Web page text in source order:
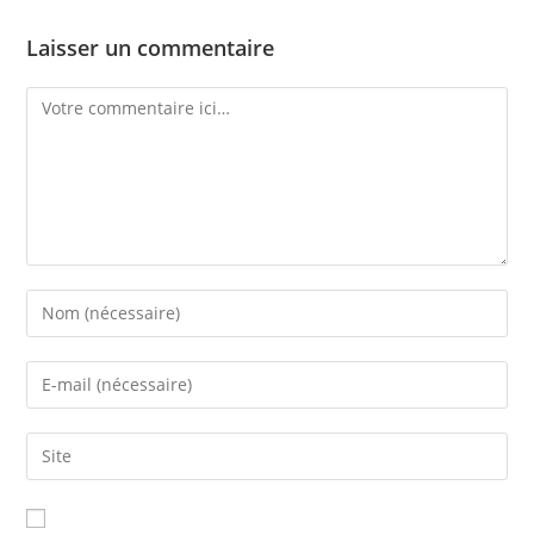
Laisser un commentaire